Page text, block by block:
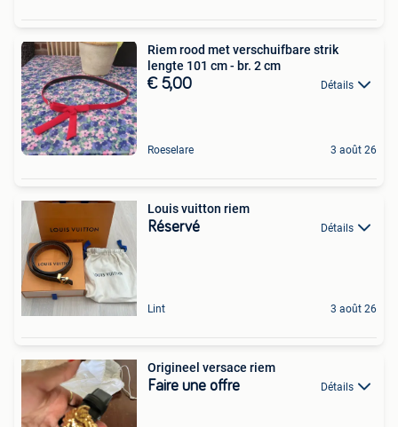
Riem rood met verschuifbare strik
lengte 101 cm - br. 2 cm
€ 5,00 Détails
Roeselare 3 août 26
Louis vuitton riem
Réservé Détails
Lint 3 août 26
Origineel versace riem
Faire une offre Détails